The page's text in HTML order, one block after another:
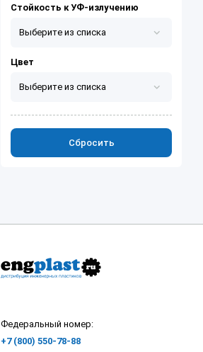
питьевой водой
Стойкость к УФ-излучению
Выберите из списка
Цвет
Выберите из списка
ЧерныйСбросить
Федеральный номер:
+7 (800) 550-78-88